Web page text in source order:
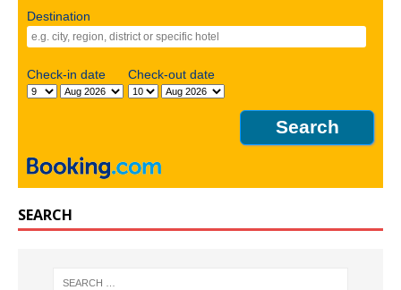
Destination
Check-in date Check-out date
SEARCH